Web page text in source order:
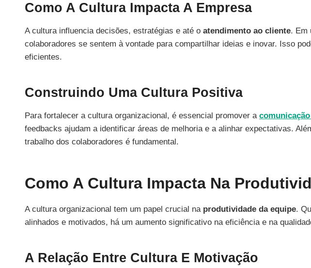
Como A Cultura Impacta A Empresa
A cultura influencia decisões, estratégias e até o atendimento ao cliente. Em
colaboradores se sentem à vontade para compartilhar ideias e inovar. Isso
eficientes.
Construindo Uma Cultura Positiva
Para fortalecer a cultura organizacional, é essencial promover a
feedbacks ajudam a identificar áreas de melhoria e a alinhar expectativas.
trabalho dos colaboradores é fundamental.
Como A Cultura Impacta Na
A cultura organizacional tem um papel crucial na produtividade da equipe.
alinhados e motivados, há um aumento significativo na eficiência e na
A Relação Entre Cultura E Motivação